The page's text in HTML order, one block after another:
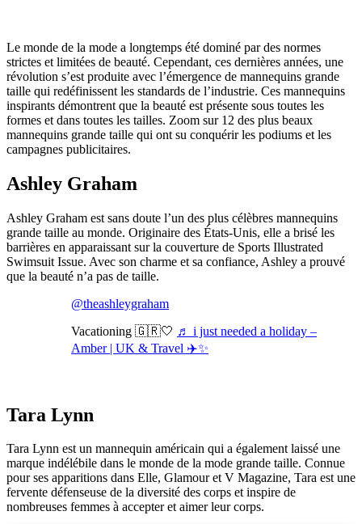
Le monde de la mode a longtemps été dominé par des normes
strictes et limitées de beauté. Cependant, ces dernières années, une
révolution s’est produite avec l’émergence de mannequins grande
taille qui redéfinissent les standards de l’industrie. Ces mannequins
inspirants démontrent que la beauté est présente sous toutes les
formes et dans toutes les tailles. Zoom sur 12 des plus beaux
mannequins grande taille qui ont su conquérir les podiums et les
campagnes publicitaires.
Ashley Graham
Ashley Graham est sans doute l’un des plus célèbres mannequins
grande taille au monde. Originaire des États-Unis, elle a brisé les
barrières en apparaissant sur la couverture de Sports Illustrated
Swimsuit Issue. Avec son charme et sa confiance, Ashley a prouvé
que la beauté n’a pas de taille.
@theashleygraham
Vacationing 🇬🇷🤍 ♬ i just needed a holiday –
Amber | UK & Travel ✈️✨
Tara Lynn
Tara Lynn est un mannequin américain qui a également laissé une
marque indélébile dans le monde de la mode grande taille. Connue
pour ses apparitions dans Elle, Glamour et V Magazine, Tara est une
fervente défenseuse de la diversité des corps et inspire de
nombreuses femmes à accepter et aimer leur corps.